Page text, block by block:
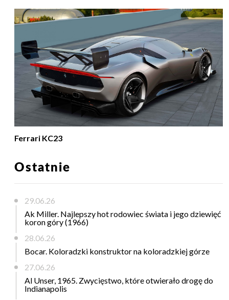
Ferrari KC23
Ostatnie
29.06.26
Ak Miller. Najlepszy hot rodowiec świata i jego dziewięć
koron góry (1966)
28.06.26
Bocar. Koloradzki konstruktor na koloradzkiej górze
27.06.26
Al Unser, 1965. Zwycięstwo, które otwierało drogę do
Indianapolis